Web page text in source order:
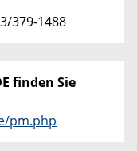
379-1488
finden Sie
pm.php